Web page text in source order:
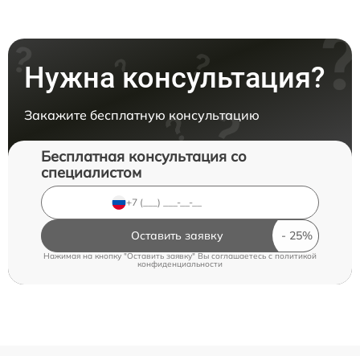
Нужна консультация?
Закажите бесплатную консультацию
Бесплатная консультация со
специалистом
Оставить заявку
Нажимая на кнопку "Оставить заявку" Вы соглашаетесь cполитикой
конфиденциальности